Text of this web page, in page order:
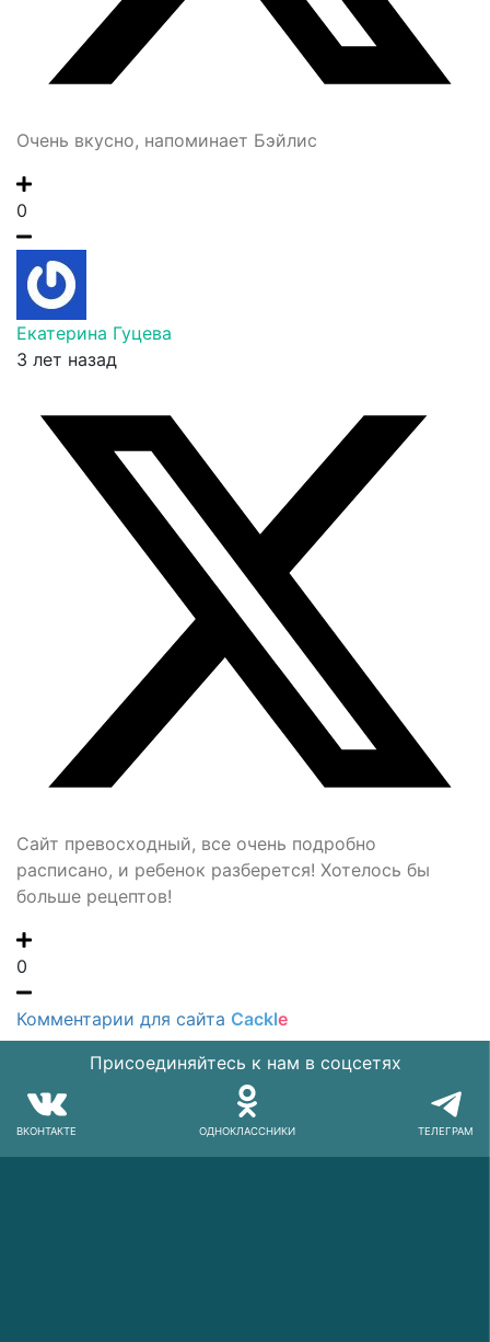
Очень вкусно, напоминает Бэйлис
0
Екатерина Гуцева
3 лет назад
Сайт превосходный, все очень подробно
расписано, и ребенок разберется! Хотелось бы
больше рецептов!
0
Комментарии для сайта Cackle
Присоединяйтесь к нам в соцсетях
ВКОНТАКТЕ ОДНОКЛАССНИКИ ТЕЛЕГРАМ